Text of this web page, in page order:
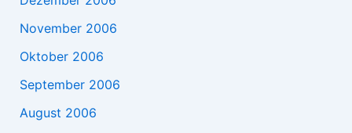
November 2006
Oktober 2006
September 2006
August 2006